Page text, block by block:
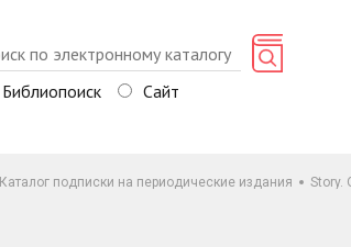
Библиопоиск Сайт
Каталог подписки на периодические издания Story.